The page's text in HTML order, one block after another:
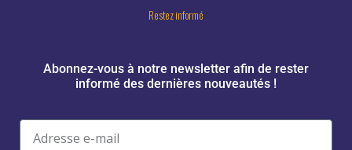
Restez informé
Abonnez-vous à notre newsletter afin de rester
informé des dernières nouveautés !